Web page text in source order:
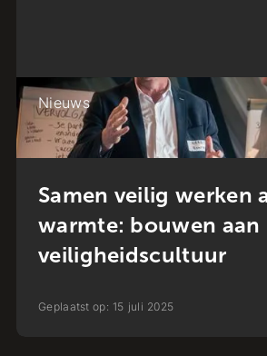
Nieuws
Samen veilig werken
warmte: bouwen aan
veiligheidscultuur
Geplaatst op: 15 juli 2025